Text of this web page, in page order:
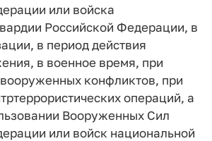
или войска
Российской Федерации, в
в период действия
в военное время, при
конфликтов, при
операций, а
Вооруженных Сил
или войск национальной